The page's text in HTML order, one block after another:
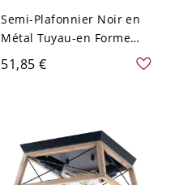
Semi-Plafonnier Noir en
Métal Tuyau-en Forme
Montage Semi-Encastré
Style Steampunk - 2 Noir
51,85 €